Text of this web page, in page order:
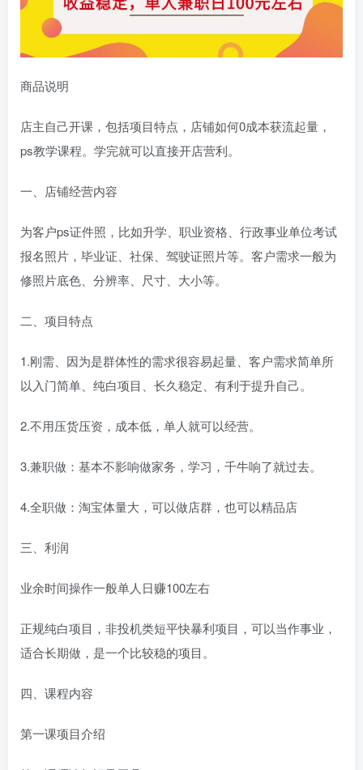
商品说明
店主自己开课，包括项目特点，店铺如何0成本获流起量，
ps教学课程。学完就可以直接开店营利。
一、店铺经营内容
为客户ps证件照，比如升学、职业资格、行政事业单位考试
报名照片，毕业证、社保、驾驶证照片等。客户需求一般为
修照片底色、分辨率、尺寸、大小等。
二、项目特点
1.刚需、因为是群体性的需求很容易起量、客户需求简单所
以入门简单、纯白项目、长久稳定、有利于提升自己。
2.不用压货压资，成本低，单人就可以经营。
3.兼职做：基本不影响做家务，学习，千牛响了就过去。
4.全职做：淘宝体量大，可以做店群，也可以精品店
三、利润
业余时间操作一般单人日赚100左右
正规纯白项目，非投机类短平快暴利项目，可以当作事业，
适合长期做，是一个比较稳的项目。
四、课程内容
第一课项目介绍